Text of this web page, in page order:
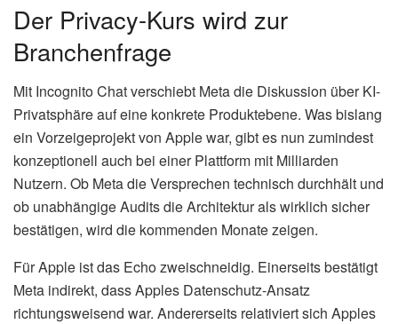
Der Privacy-Kurs wird zur
Branchenfrage
Mit Incognito Chat verschiebt Meta die Diskussion über KI-
Privatsphäre auf eine konkrete Produktebene. Was bislang
ein Vorzeigeprojekt von Apple war, gibt es nun zumindest
konzeptionell auch bei einer Plattform mit Milliarden
Nutzern. Ob Meta die Versprechen technisch durchhält und
ob unabhängige Audits die Architektur als wirklich sicher
bestätigen, wird die kommenden Monate zeigen.
Für Apple ist das Echo zweischneidig. Einerseits bestätigt
Meta indirekt, dass Apples Datenschutz-Ansatz
richtungsweisend war. Andererseits relativiert sich Apples